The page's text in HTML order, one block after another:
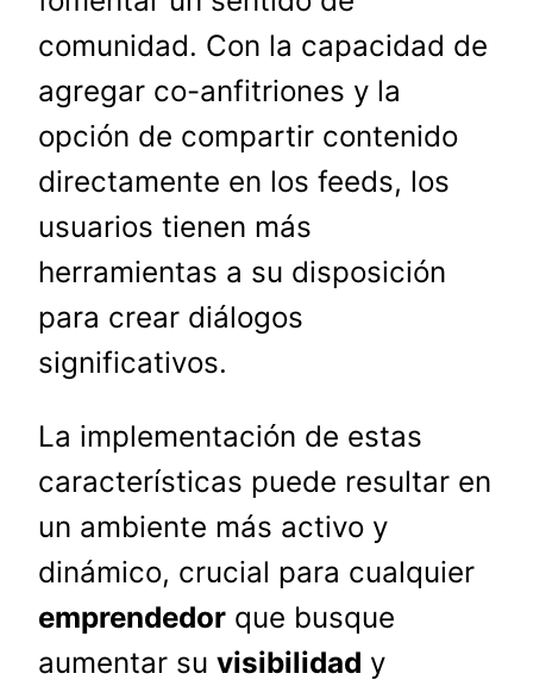
comunidad. Con la capacidad de
agregar co-anfitriones y la
opción de compartir contenido
directamente en los feeds, los
usuarios tienen más
herramientas a su disposición
para crear diálogos
significativos.
La implementación de estas
características puede resultar en
un ambiente más activo y
dinámico, crucial para cualquier
emprendedor que busque
aumentar su visibilidad y